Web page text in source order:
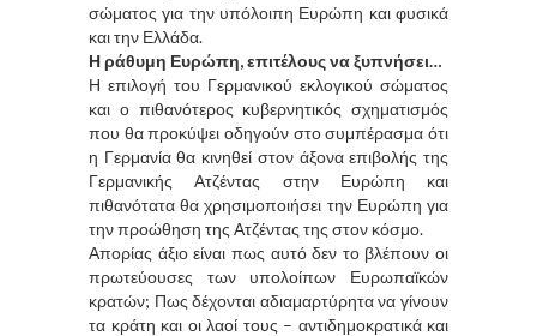
σώματος για την υπόλοιπη Ευρώπη και φυσικά
και την Ελλάδα.
Η ράθυμη Ευρώπη, επιτέλους να ξυπνήσει…
Η επιλογή του Γερμανικού εκλογικού σώματος
και ο πιθανότερος κυβερνητικός σχηματισμός
που θα προκύψει οδηγούν στο συμπέρασμα ότι
η Γερμανία θα κινηθεί στον άξονα επιβολής της
Γερμανικής Ατζέντας στην Ευρώπη και
πιθανότατα θα χρησιμοποιήσει την Ευρώπη για
την προώθηση της Ατζέντας της στον κόσμο.
Απορίας άξιο είναι πως αυτό δεν το βλέπουν οι
πρωτεύουσες των υπολοίπων Ευρωπαϊκών
κρατών; Πως δέχονται αδιαμαρτύρητα να γίνουν
τα κράτη και οι λαοί τους – αντιδημοκρατικά και